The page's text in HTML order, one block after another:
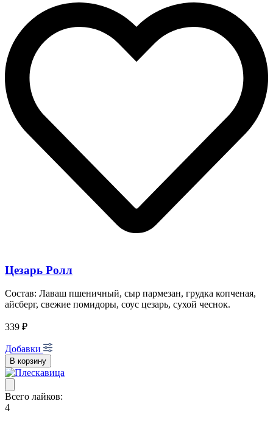
Цезарь Ролл
Состав: Лаваш пшеничный, сыр пармезан, грудка копченая,
айсберг, свежие помидоры, соус цезарь, сухой чеснок.
339 ₽
Добавки
В корзину
Всего лайков:
4